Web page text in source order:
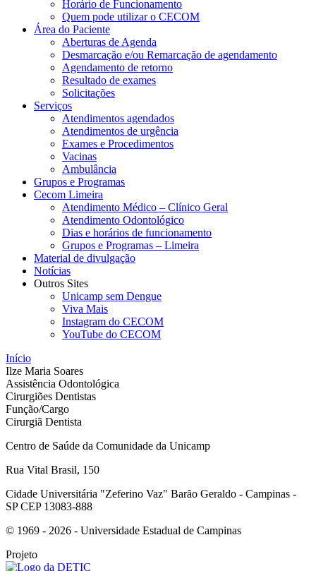
Horário de Funcionamento
Quem pode utilizar o CECOM
Área do Paciente
Aberturas de Agenda
Desmarcação e/ou Remarcação de agendamento
Agendamento de retorno
Resultado de exames
Solicitações
Serviços
Atendimentos agendados
Atendimentos de urgência
Exames e Procedimentos
Vacinas
Ambulância
Grupos e Programas
Cecom Limeira
Atendimento Médico – Clínico Geral
Atendimento Odontológico
Dias e horários de funcionamento
Grupos e Programas – Limeira
Material de divulgação
Notícias
Outros Sites
Unicamp sem Dengue
Viva Mais
Instagram do CECOM
YouTube do CECOM
Início
Ilze Maria Soares
Assistência Odontológica
Cirurgiões Dentistas
Função/Cargo
Cirurgiã Dentista
Centro de Saúde da Comunidade da Unicamp
Rua Vital Brasil, 150
Cidade Universitária "Zeferino Vaz" Barão Geraldo - Campinas -
SP CEP 13083-888
© 1969 - 2026 - Universidade Estadual de Campinas
Projeto